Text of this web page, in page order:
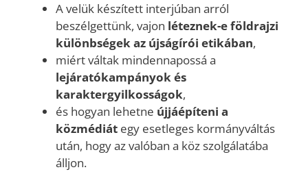
A velük készített interjúban arról
beszélgettünk, vajon léteznek-e földrajzi
különbségek az újságírói etikában,
miért váltak mindennapossá a
lejáratókampányok és
karaktergyilkosságok,
és hogyan lehetne újjáépíteni a
közmédiát egy esetleges kormányváltás
után, hogy az valóban a köz szolgálatába
álljon.